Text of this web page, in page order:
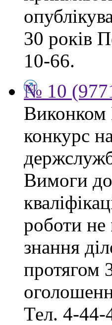
30 років
10-66.
№ 10
Виконком
конкурс
Вимоги до
роботи
знання
протягом
Тел. 4-44-